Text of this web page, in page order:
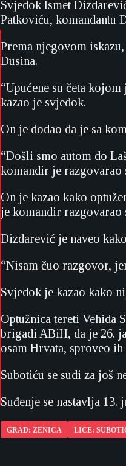
Svjedok Ismet
Patkoviću, komandantu
Prema njegovom
Dusina.
“Upućene su četa
kazao je svjedok.
On je dodao da je sa
“Došli smo autom do
komandir je razgovarao
On je kazao kako
je komandir razgovarao
Dizdarević je naveo
“Nisam čuo razgovor,
Svjedok je kazao kako
Optužnica tereti Vehida
brigadi ABiH, da je 26.
osam Hrvata, sproveo
Subotiću se sudi za još
Suđenje se nastavlja 13.
GRAD: ZENICA LICE: